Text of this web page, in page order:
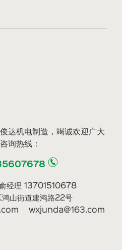
达机电制造，竭诚欢迎广大
询热线：
经理 13701510678
鸿山街道建鸿路22号
wxjunda@163.com